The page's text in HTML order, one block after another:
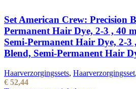
Set American Crew: Precision
Permanent Hair Dye, 2-3 , 40
Semi-Permanent Hair Dye, 2-3
Blend, Semi-Permanent Hair
Haarverzorgingssets, Haarverzorgingsset,
€ 52,44